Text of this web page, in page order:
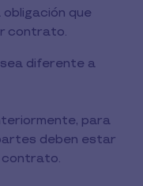
obligación que
contrato.
diferente a
para
deben estar
contrato.